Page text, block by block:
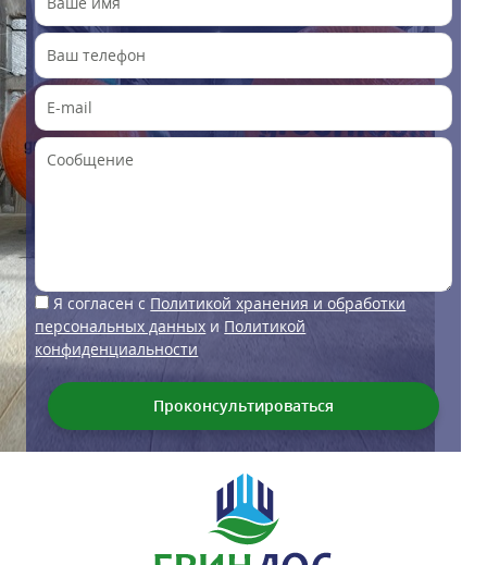
Я согласен с Политикой хранения и обработки
персональных данных и Политикой
конфиденциальности